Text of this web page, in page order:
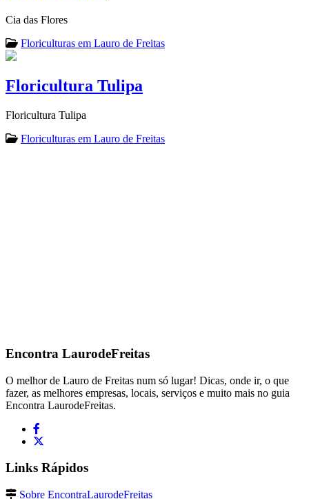
Cia das Flores
Floriculturas em Lauro de Freitas
Floricultura Tulipa
Floricultura Tulipa
Floriculturas em Lauro de Freitas
Encontra LaurodeFreitas
O melhor de Lauro de Freitas num só lugar! Dicas, onde ir, o que
fazer, as melhores empresas, locais, serviços e muito mais no guia
Encontra LaurodeFreitas.
Links Rápidos
Sobre EncontraLaurodeFreitas